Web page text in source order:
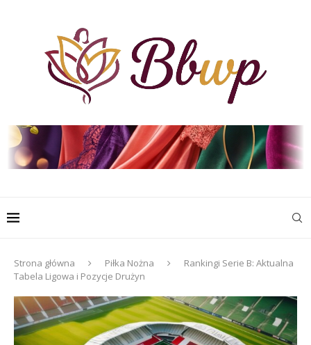
Strona główna Piłka Nożna
Rankingi Serie B: Aktualna
Tabela Ligowa i Pozycje Drużyn